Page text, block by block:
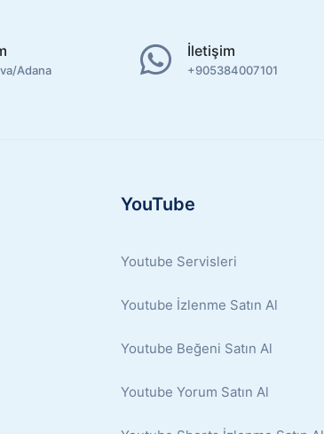
Adana
İletişim
+905384007101
YouTube
Youtube Servisleri
Youtube İzlenme Satın Al
Youtube Beğeni Satın Al
Youtube Yorum Satın Al